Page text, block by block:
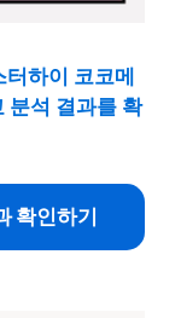
하이 코코메
분석 결과를 확
확인하기